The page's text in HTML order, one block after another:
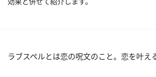
ラブスペルとは恋の呪文のこと。恋を叶え